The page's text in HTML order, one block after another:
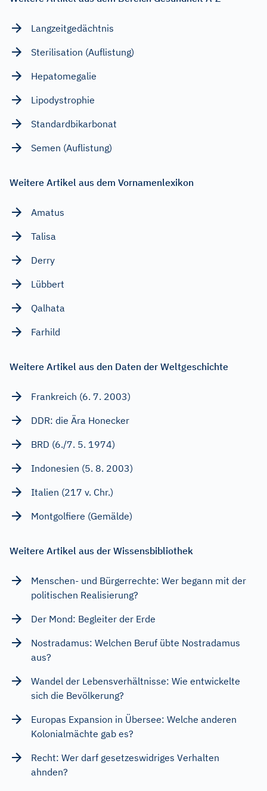
Langzeitgedächtnis
Sterilisation (Auflistung)
Hepatomegalie
Lipodystrophie
Standardbikarbonat
Semen (Auflistung)
Weitere Artikel aus dem Vornamenlexikon
Amatus
Talisa
Derry
Lübbert
Qalhata
Farhild
Weitere Artikel aus den Daten der Weltgeschichte
Frankreich (6. 7. 2003)
DDR: die Ära Honecker
BRD (6./7. 5. 1974)
Indonesien (5. 8. 2003)
Italien (217 v. Chr.)
Montgolfiere (Gemälde)
Weitere Artikel aus der Wissensbibliothek
Menschen- und Bürgerrechte: Wer begann mit der
politischen Realisierung?
Der Mond: Begleiter der Erde
Nostradamus: Welchen Beruf übte Nostradamus
aus?
Wandel der Lebensverhältnisse: Wie entwickelte
sich die Bevölkerung?
Europas Expansion in Übersee: Welche anderen
Kolonialmächte gab es?
Recht: Wer darf gesetzeswidriges Verhalten
ahnden?